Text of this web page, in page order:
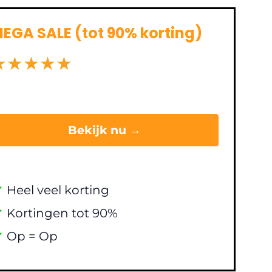
SALE (tot 90% korting)
★★★★
Bekijk nu →
Heel veel korting
Kortingen tot 90%
Op = Op